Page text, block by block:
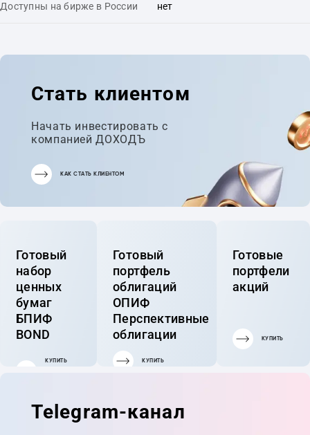
Доступны на бирже в России нет
Стать клиентом
Начать инвестировать с
компанией ДОХОДЪ
КАК СТАТЬ КЛИЕНТОМ
Готовый
набор
ценных
бумаг
БПИФ
BOND
КУПИТЬ
Готовый
портфель
облигаций
ОПИФ
Перспективные
облигации
КУПИТЬ
Готовые
портфели
акций
КУПИТЬ
Telegram-канал